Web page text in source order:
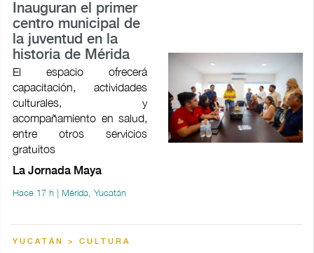
Inauguran el primer
centro municipal de
la juventud en la
historia de Mérida
El espacio ofrecerá
capacitación, actividades
culturales, y
acompañamiento en salud,
entre otros servicios
gratuitos
La Jornada Maya
Hace 17 h | Mérida, Yucatán
YUCATÁN > CULTURA